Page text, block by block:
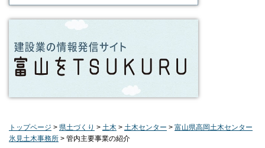
トップページ > 県土づくり > 土木 > 土木センター > 富山県高岡土木センター
氷見土木事務所 > 管内主要事業の紹介